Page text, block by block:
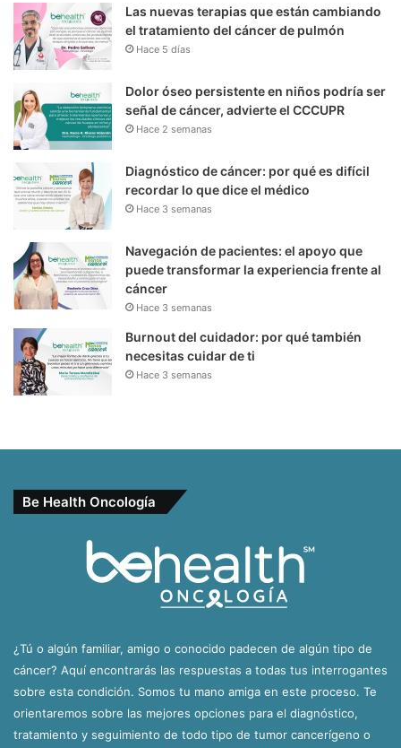
Las nuevas terapias que están cambiando
el tratamiento del cáncer de pulmón
Hace 5 días
Dolor óseo persistente en niños podría ser
señal de cáncer, advierte el CCCUPR
Hace 2 semanas
Diagnóstico de cáncer: por qué es difícil
recordar lo que dice el médico
Hace 3 semanas
Navegación de pacientes: el apoyo que
puede transformar la experiencia frente al
cáncer
Hace 3 semanas
Burnout del cuidador: por qué también
necesitas cuidar de ti
Hace 3 semanas
Be Health Oncología
¿Tú o algún familiar, amigo o conocido padecen de algún tipo de
cáncer? Aquí encontrarás las respuestas a todas tus interrogantes
sobre esta condición. Somos tu mano amiga en este proceso. Te
orientaremos sobre las mejores opciones para el diagnóstico,
tratamiento y seguimiento de todo tipo de tumor cancerígeno o